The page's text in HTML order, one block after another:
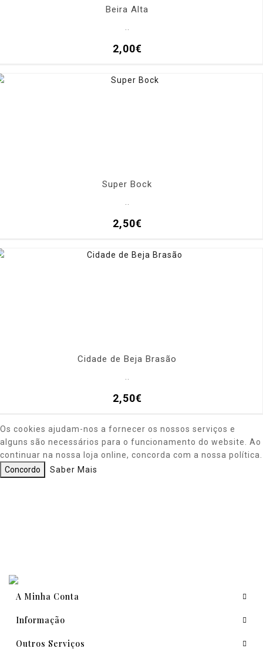
Beira Alta
..
2,00€
Super Bock
..
2,50€
Cidade de Beja Brasão
..
2,50€
Os cookies ajudam-nos a fornecer os nossos serviços e
alguns são necessários para o funcionamento do website. Ao
continuar na nossa loja online, concorda com a nossa política.
Concordo
Saber Mais
A Minha Conta
Informação
Outros Serviços